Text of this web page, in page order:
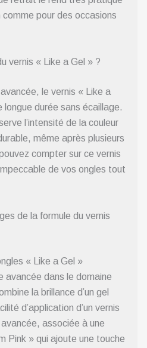
pour des occasions
vernis « Like a Gel » ?
le vernis « Like a
durée sans écaillage.
l’intensité de la couleur
même après plusieurs
compter sur ce vernis
de vos ongles tout
de la formule du vernis
« Like a Gel »
avancée dans le domaine
la brillance d’un gel
d’application d’un vernis
associée à une
Pink » qui ajoute une touche